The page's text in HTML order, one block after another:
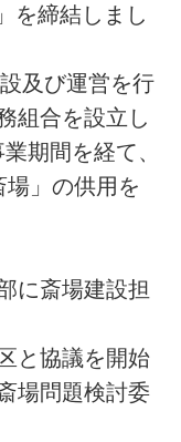
を締結しまし
及び運営を行
組合を設立し
期間を経て、
」の供用を
に斎場建設担
と協議を開始
場問題検討委